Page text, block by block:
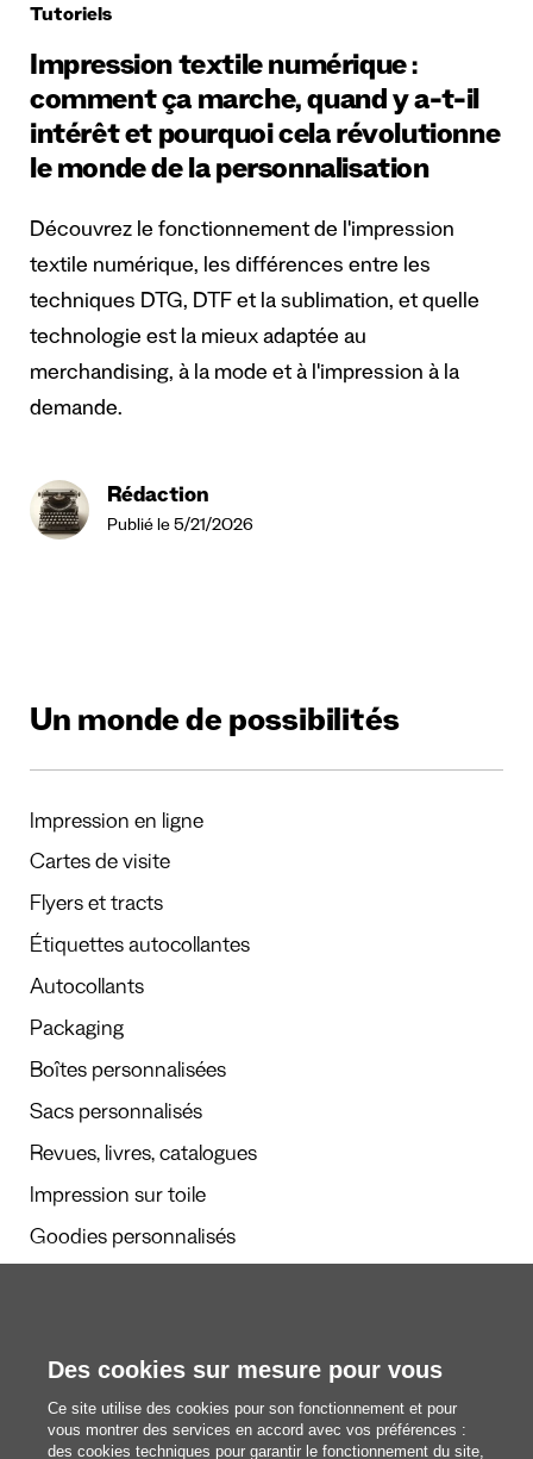
Tutoriels
Impression textile numérique :
comment ça marche, quand y a-t-il
intérêt et pourquoi cela révolutionne
le monde de la personnalisation
Découvrez le fonctionnement de l'impression
textile numérique, les différences entre les
techniques DTG, DTF et la sublimation, et quelle
technologie est la mieux adaptée au
merchandising, à la mode et à l'impression à la
demande.
Rédaction
Publié le 5/21/2026
Un monde de possibilités
Impression en ligne
Cartes de visite
Flyers et tracts
Étiquettes autocollantes
Autocollants
Packaging
Boîtes personnalisées
Sacs personnalisés
Revues, livres, catalogues
Impression sur toile
Goodies personnalisés
Nous découvrir
Des cookies sur mesure pour vous
Ce site utilise des cookies pour son fonctionnement et pour
vous montrer des services en accord avec vos préférences :
des cookies techniques pour garantir le fonctionnement du site,